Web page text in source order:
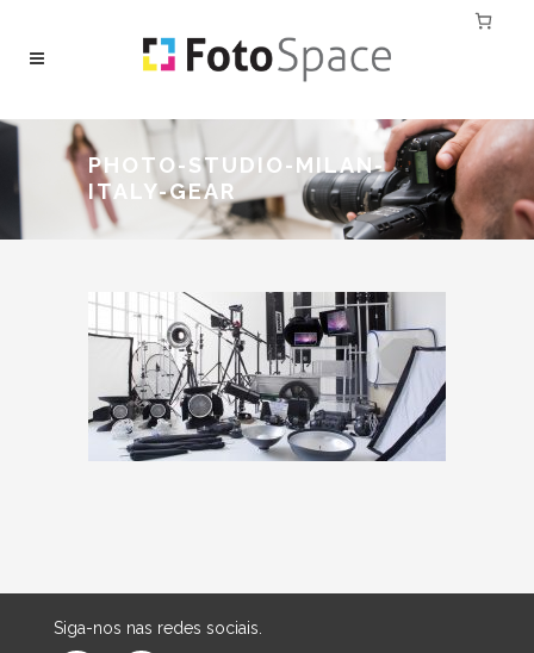
PHOTO-STUDIO-MILAN-
ITALY-GEAR
Siga-nos nas redes sociais.